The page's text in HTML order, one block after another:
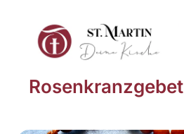
Rosenkranzgebet